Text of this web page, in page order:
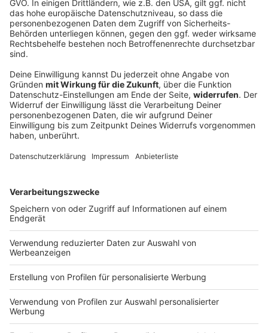
17-Jähriger verletzt Stiefvater mit Messer
Mitten in der Nacht eskaliert ein Streit: Ein 30-Jähriger
und sein Stiefsohn gehen zu Boden. Der Jugendliche
zückt ein Messer.
DEINE GEMERKTEN ARTIKEL
Du hast dir noch keine Artikel gemerkt
Markiere sie hierfür mit einem